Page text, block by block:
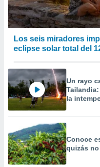
Los seis miradores
eclipse solar total del
Un rayo
la
Conoce
quizás